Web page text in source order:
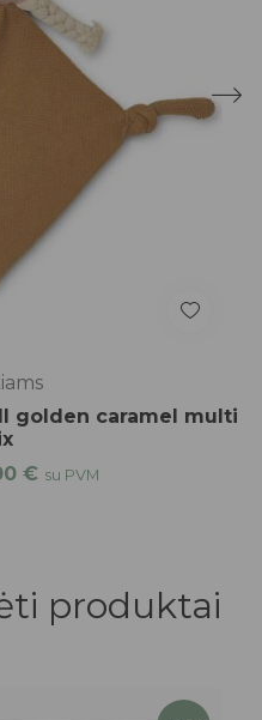
golden caramel multi
€ su PVM
produktai